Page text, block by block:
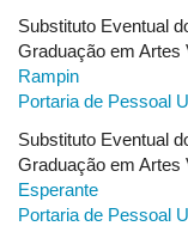
Substituto Eventual
Graduação em Artes
Rampin
Portaria de Pessoal
Substituto Eventual
Graduação em Artes
Esperante
Portaria de Pessoal